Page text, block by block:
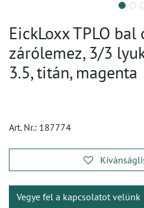
EickLoxx TPLO
zárólemez, 3/3
3.5, titán, magenta
Art. Nr.: 187774
Vegye fel a kapcsolatot velünk